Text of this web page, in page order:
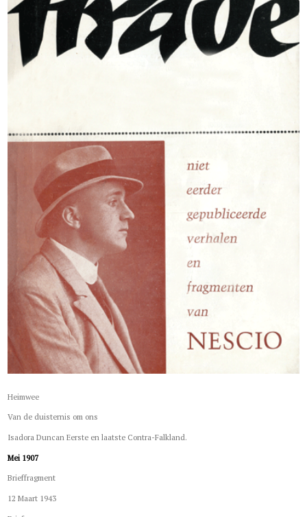
Heimwee
Van de duisternis om ons
Isadora Duncan Eerste en laatste Contra-Falkland.
Mei 1907
Brieffragment
12 Maart 1943